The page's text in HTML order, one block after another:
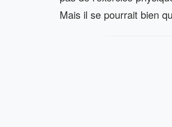
Mais il se pourrait bien